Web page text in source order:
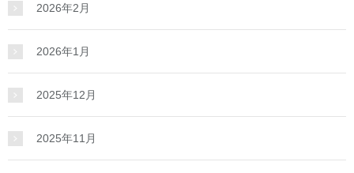
2026年2月
2026年1月
2025年12月
2025年11月